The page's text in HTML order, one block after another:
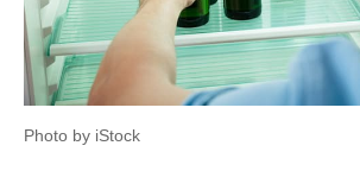
Photo by iStock